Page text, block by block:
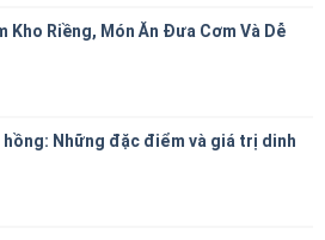
Kho Riềng, Món Ăn Đưa Cơm Và Dễ
hồng: Những đặc điểm và giá trị dinh